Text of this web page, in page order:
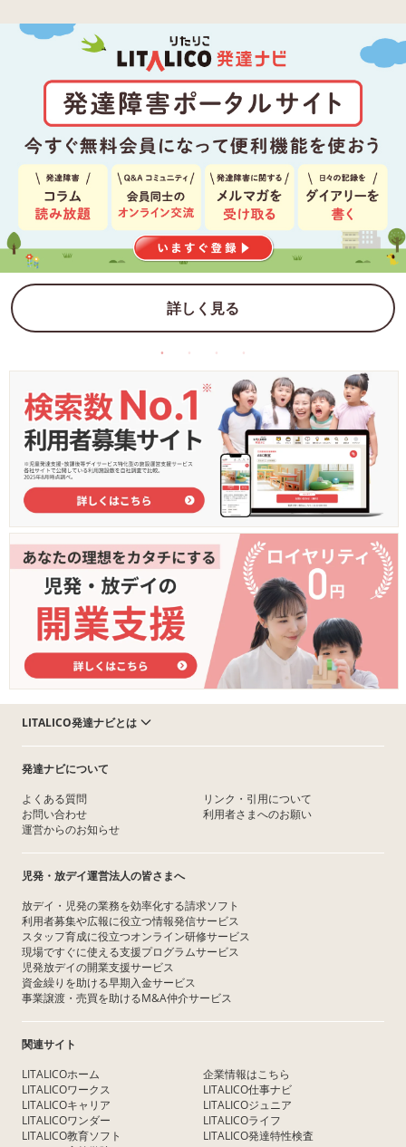
詳しく見る
LITALICO発達ナビとは
発達ナビについて
よくある質問
お問い合わせ
運営からのお知らせ
リンク・引用について
利用者さまへのお願い
児発・放デイ運営法人の皆さまへ
放デイ・児発の業務を効率化する請求ソフト
利用者募集や広報に役立つ情報発信サービス
スタッフ育成に役立つオンライン研修サービス
現場ですぐに使える支援プログラムサービス
児発放デイの開業支援サービス
資金繰りを助ける早期入金サービス
事業譲渡・売買を助けるM&A仲介サービス
関連サイト
LITALICOホーム
LITALICOワークス
LITALICOキャリア
LITALICOワンダー
LITALICO教育ソフト
企業情報はこちら
LITALICO仕事ナビ
LITALICOジュニア
LITALICOライフ
LITALICO発達特性検査